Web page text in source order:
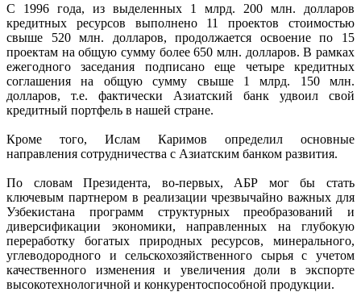
С 1996 года, из выделенных 1 млрд. 200 млн. долларов
кредитных ресурсов выполнено 11 проектов стоимостью
свыше 520 млн. долларов, продолжается освоение по 15
проектам на общую сумму более 650 млн. долларов. В рамках
ежегодного заседания подписано еще четыре кредитных
соглашения на общую сумму свыше 1 млрд. 150 млн.
долларов, т.е. фактически Азиатский банк удвоил свой
кредитный портфель в нашей стране.
Кроме того, Ислам Каримов определил основные
направления сотрудничества с Азиатским банком развития.
По словам Президента, во-первых, АБР мог бы стать
ключевым партнером в реализации чрезвычайно важных для
Узбекистана программ структурных преобразований и
диверсификации экономики, направленных на глубокую
переработку богатых природных ресурсов, минерального,
углеводородного и сельскохозяйственного сырья с учетом
качественного изменения и увеличения доли в экспорте
высокотехнологичной и конкурентоспособной продукции.